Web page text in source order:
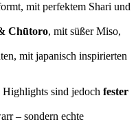
mit perfektem Shari und
Chūtoro, mit süßer Miso,
mit japanisch inspirierten
Highlights sind jedoch fester
– sondern echte